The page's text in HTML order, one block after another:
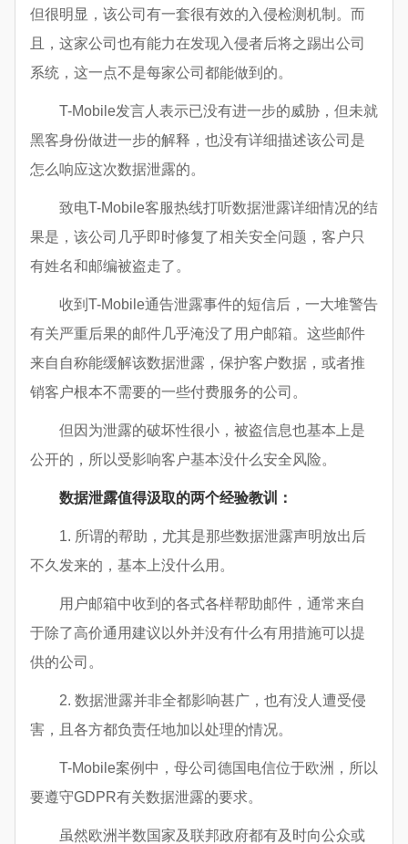
但很明显，该公司有一套很有效的入侵检测机制。而
且，这家公司也有能力在发现入侵者后将之踢出公司
系统，这一点不是每家公司都能做到的。
T-Mobile发言人表示已没有进一步的威胁，但未就
黑客身份做进一步的解释，也没有详细描述该公司是
怎么响应这次数据泄露的。
致电T-Mobile客服热线打听数据泄露详细情况的结
果是，该公司几乎即时修复了相关安全问题，客户只
有姓名和邮编被盗走了。
收到T-Mobile通告泄露事件的短信后，一大堆警告
有关严重后果的邮件几乎淹没了用户邮箱。这些邮件
来自自称能缓解该数据泄露，保护客户数据，或者推
销客户根本不需要的一些付费服务的公司。
但因为泄露的破坏性很小，被盗信息也基本上是
公开的，所以受影响客户基本没什么安全风险。
数据泄露值得汲取的两个经验教训：
1. 所谓的帮助，尤其是那些数据泄露声明放出后
不久发来的，基本上没什么用。
用户邮箱中收到的各式各样帮助邮件，通常来自
于除了高价通用建议以外并没有什么有用措施可以提
供的公司。
2. 数据泄露并非全都影响甚广，也有没人遭受侵
害，且各方都负责任地加以处理的情况。
T-Mobile案例中，母公司德国电信位于欧洲，所以
要遵守GDPR有关数据泄露的要求。
虽然欧洲半数国家及联邦政府都有及时向公众或